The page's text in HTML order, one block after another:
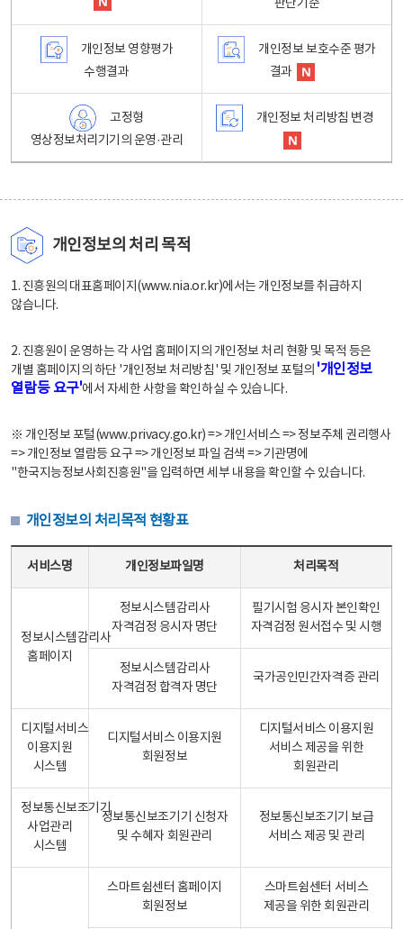
판단기준
개인정보 영향평가
수행결과
개인정보 보호수준 평가
결과
고정형
영상정보처리기기의 운영·관리
개인정보 처리방침 변경
개인정보의 처리 목적
1. 진흥원의 대표홈페이지(www.nia.or.kr)에서는 개인정보를 취급하지
않습니다.
2. 진흥원이 운영하는 각 사업 홈페이지의 개인정보 처리 현황 및 목적 등은
개별 홈페이지의 하단 '개인정보 처리방침' 및 개인정보 포털의 '개인정보
열람등 요구'에서 자세한 사항을 확인하실 수 있습니다.
※ 개인정보 포털(www.privacy.go.kr) => 개인서비스 => 정보주체 권리행사
=> 개인정보 열람등 요구 => 개인정보 파일 검색 => 기관명에
"한국지능정보사회진흥원"을 입력하면 세부 내용을 확인할 수 있습니다.
개인정보의 처리목적 현황표
서비스명 개인정보파일명 처리목적
정보시스템감리사
홈페이지
정보시스템감리사
자격검정 응시자 명단
필기시험 응시자 본인확인
자격검정 원서접수 및 시행
정보시스템감리사
자격검정 합격자 명단
국가공인민간자격증 관리
디지털서비스
이용지원
시스템
디지털서비스 이용지원
회원정보
디지털서비스 이용지원
서비스 제공을 위한
회원관리
정보통신보조기기
사업관리
시스템
정보통신보조기기 신청자
및 수혜자 회원관리
정보통신보조기기 보급
서비스 제공 및 관리
스마트쉼센터 홈페이지
회원정보
스마트쉼센터 서비스
제공을 위한 회원관리